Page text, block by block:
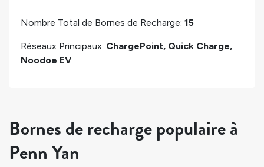
Nombre Total de Bornes de Recharge: 15
Réseaux Principaux: ChargePoint, Quick Charge,
Noodoe EV
Bornes de recharge populaire à
Penn Yan